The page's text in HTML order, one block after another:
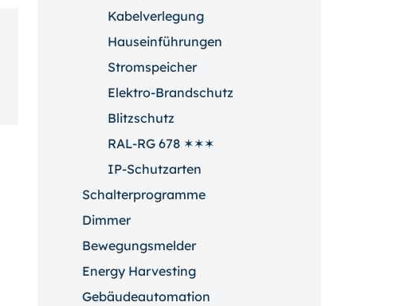
Kabelverlegung
Hauseinführungen
Stromspeicher
Elektro-Brandschutz
Blitzschutz
RAL-RG 678 ✶✶✶
IP-Schutzarten
Schalterprogramme
Dimmer
Bewegungsmelder
Energy Harvesting
Gebäudeautomation